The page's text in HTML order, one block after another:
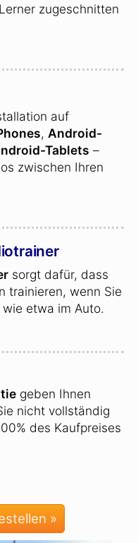
zugeschnitten
auf
, Android-
Tablets –
zwischen Ihren
sorgt dafür, dass
trainieren, wenn Sie
etwa im Auto.
geben Ihnen
nicht vollständig
des Kaufpreises
»